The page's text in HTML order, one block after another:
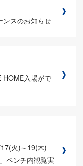
ンスのお知らせ
HOME入場がで
火)～19(木)
ベンチ内観覧実